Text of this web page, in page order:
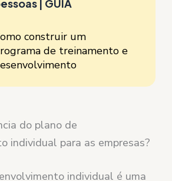
| GUIA
construir um
de treinamento e
do plano de
individual para as empresas?
individual é uma